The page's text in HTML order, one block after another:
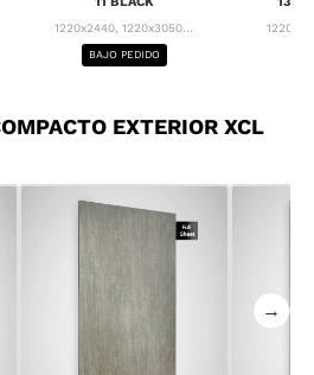
1220x2440, 1220x3050...
BAJO PEDIDO
EXTERIOR XCL
→